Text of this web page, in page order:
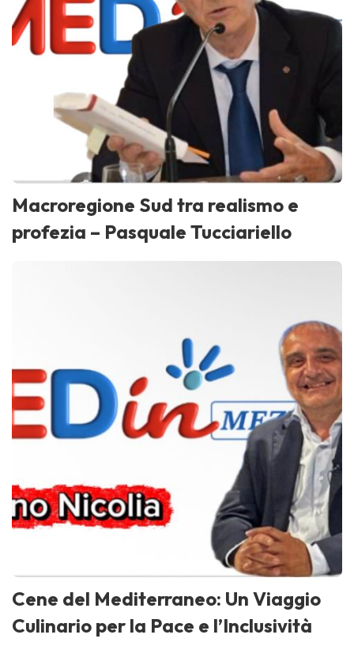
Macroregione Sud tra realismo e
profezia – Pasquale Tucciariello
Cene del Mediterraneo: Un Viaggio
Culinario per la Pace e l’Inclusività